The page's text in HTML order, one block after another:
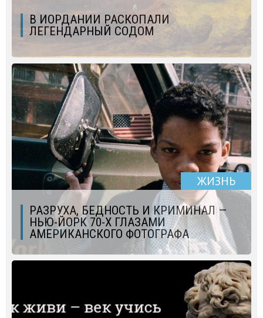
В ИОРДАНИИ РАСКОПАЛИ
ЛЕГЕНДАРНЫЙ СОДОМ
ЖИЗНЬ
РАЗРУХА, БЕДНОСТЬ И КРИМИНАЛ —
НЬЮ-ЙОРК 70-Х ГЛАЗАМИ
АМЕРИКАНСКОГО ФОТОГРАФА